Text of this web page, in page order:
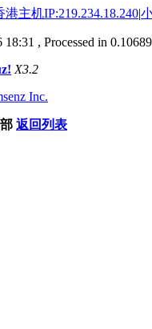
主机IP:219.234.18.240|
18:31 , Processed in
X3.2
Inc.
返回列表